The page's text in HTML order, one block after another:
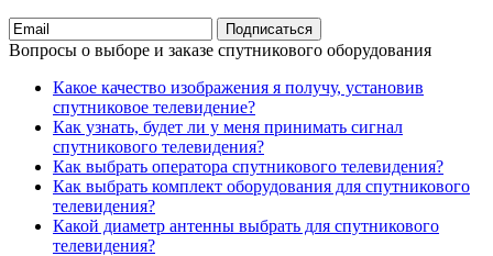
Подписаться
Вопросы о выборе и заказе спутникового оборудования
Какое качество изображения я получу, установив
спутниковое телевидение?
Как узнать, будет ли у меня принимать сигнал
спутникового телевидения?
Как выбрать оператора спутникового телевидения?
Как выбрать комплект оборудования для спутникового
телевидения?
Какой диаметр антенны выбрать для спутникового
телевидения?